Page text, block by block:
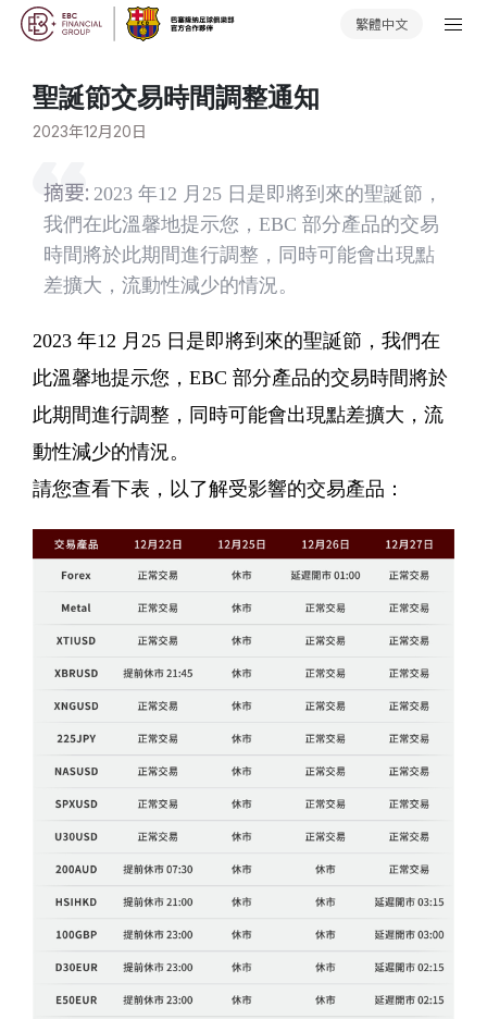
繁體中文
聖誕節交易時間調整通知
2023年12月20日
摘要: 2023 年12 月25 日是即將到來的聖誕節，
我們在此溫馨地提示您，EBC 部分產品的交易
時間將於此期間進行調整，同時可能會出現點
差擴大，流動性減少的情況。
2023 年12 月25 日是即將到來的聖誕節，我們在
此溫馨地提示您，EBC 部分產品的交易時間將於
此期間進行調整，同時可能會出現點差擴大，流
動性減少的情況。
請您查看下表，以了解受影響的交易產品：